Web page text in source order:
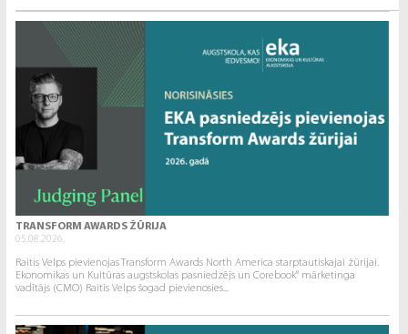
TRANSFORM AWARDS ŽŪRIJA
05.08.2026.
Raitis Velps pievienojas Transform Awards North America starptautiskajai žūrijai.
Ekonomikas un Kultūras augstskolas pasniedzējs un Corebook° mārketinga
vadītājs (CMO) Raitis Velps šogad pievienosies...